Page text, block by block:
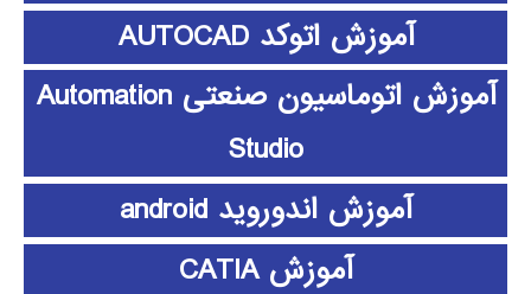
آموزش اتوکد AUTOCAD
آموزش اتوماسیون صنعتی Automation
Studio
آموزش اندوروید android
آموزش CATIA